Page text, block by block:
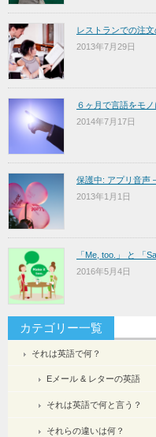
レストランでの注
2013年7月29日
６ヶ月で言語をモ
2014年7月17日
保護中: アプリ音声
2013年1月1日
「Me, too.」 と 「
2016年5月4日
カテゴリー一覧
それは英語で何？
Eメール & レターの英語
それは英語で何と言う？
それらの違いは何？